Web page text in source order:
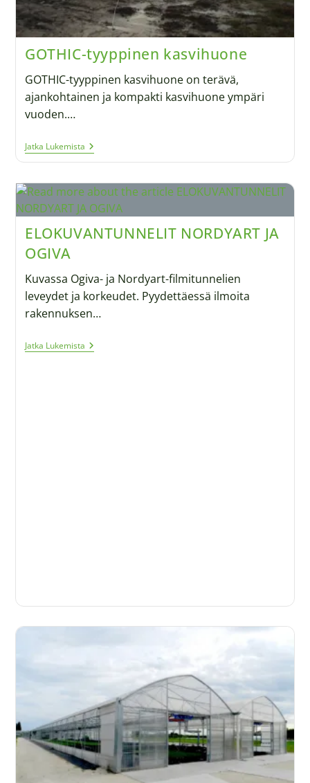
GOTHIC-tyyppinen kasvihuone
GOTHIC-tyyppinen kasvihuone on terävä,
ajankohtainen ja kompakti kasvihuone ympäri
vuoden.…
Jatka Lukemista
ELOKUVANTUNNELIT NORDYART JA
OGIVA
Kuvassa Ogiva- ja Nordyart-filmitunnelien
leveydet ja korkeudet. Pyydettäessä ilmoita
rakennuksen…
Jatka Lukemista